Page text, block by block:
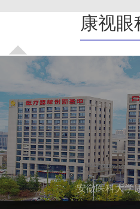
康视
安徽医科大学